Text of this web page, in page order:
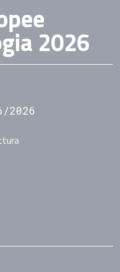
2026
2026